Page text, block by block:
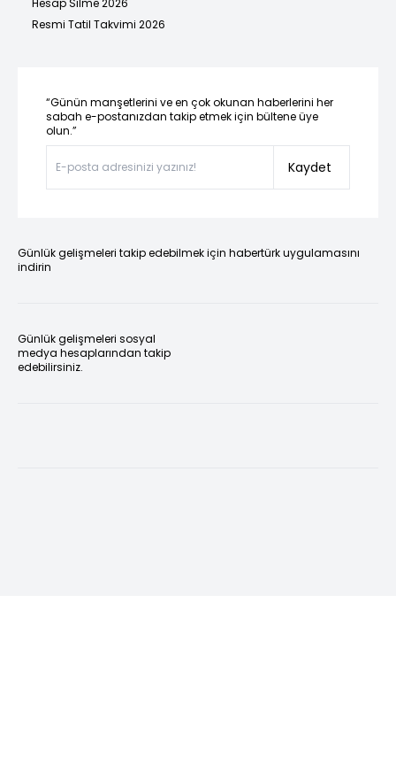
Hesap Silme 2026
Resmi Tatil Takvimi 2026
“Günün manşetlerini ve en çok okunan haberlerini her
sabah e-postanızdan takip etmek için bültene üye
olun.”
Kaydet
Günlük gelişmeleri takip edebilmek için habertürk uygulamasını
indirin
Günlük gelişmeleri sosyal
medya hesaplarından takip
edebilirsiniz.